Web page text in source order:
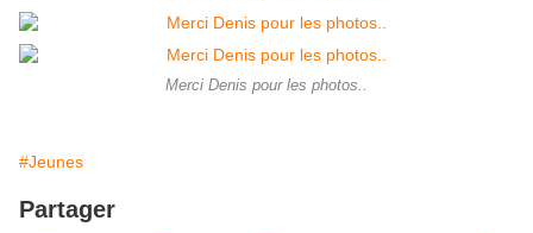
Merci Denis pour les photos..
#Jeunes
Partager